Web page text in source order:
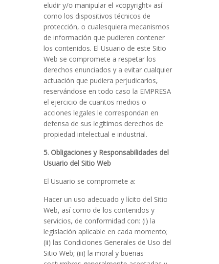
eludir y/o manipular el «copyright» así
como los dispositivos técnicos de
protección, o cualesquiera mecanismos
de información que pudieren contener
los contenidos. El Usuario de este Sitio
Web se compromete a respetar los
derechos enunciados y a evitar cualquier
actuación que pudiera perjudicarlos,
reservándose en todo caso la EMPRESA
el ejercicio de cuantos medios o
acciones legales le correspondan en
defensa de sus legítimos derechos de
propiedad intelectual e industrial.
5. Obligaciones y Responsabilidades del
Usuario del Sitio Web
El Usuario se compromete a:
Hacer un uso adecuado y lícito del Sitio
Web, así como de los contenidos y
servicios, de conformidad con: (i) la
legislación aplicable en cada momento;
(ii) las Condiciones Generales de Uso del
Sitio Web; (iii) la moral y buenas